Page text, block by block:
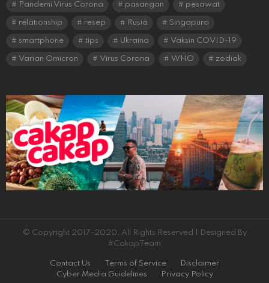
Pandemi Virus Corona pasangan pesawat
relationship resep Rusia Singapura
smartphone tips Ukraina Vaksin COVID-19
Varian Omicron Virus Corona WHO zodiak
© Copyright 2017-2020, All Rights Reserved | Designed By
#CakapTeam
Contact Us Terms of Service
Disclaimer
Cyber Media Guidelines
Privacy Policy